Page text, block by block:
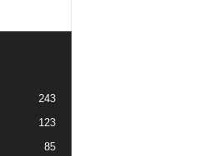
243
123
85